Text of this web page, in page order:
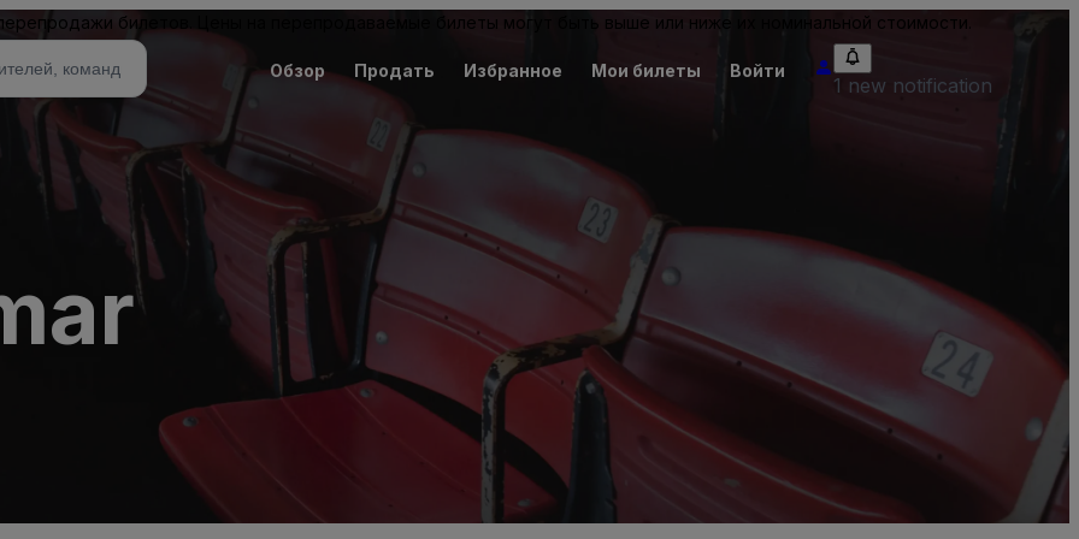
билетов. Цены на перепродаваемые билеты могут быть выше или ниже их номинальной стоимости.
Обзор Продать Избранное Мои билеты Войти
1 new notification